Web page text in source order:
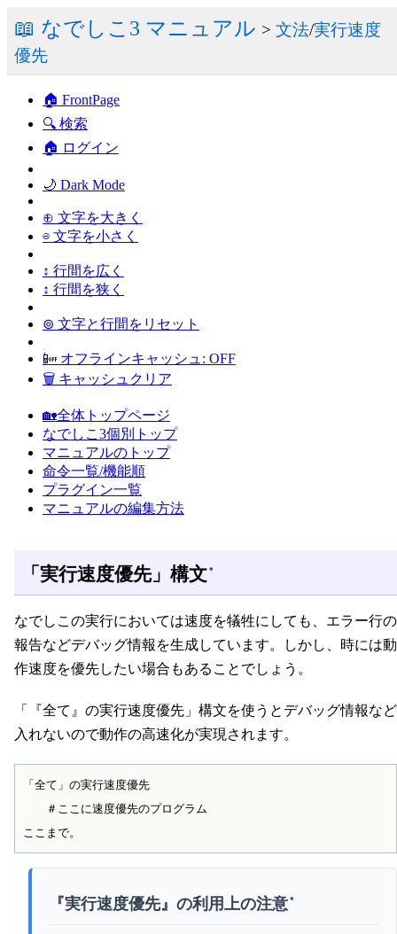
📖 なでしこ3 マニュアル > 文法/実行速度
優先
🏠 FrontPage
🔍 検索
🏠 ログイン
🌙 Dark Mode
⊕ 文字を大きく
⊖ 文字を小さく
↕ 行間を広く
↕ 行間を狭く
⊚ 文字と行間をリセット
📴 オフラインキャッシュ: OFF
🗑 キャッシュクリア
🏡全体トップページ
なでしこ3個別トップ
マニュアルのトップ
命令一覧/機能順
プラグイン一覧
マニュアルの編集方法
「実行速度優先」構文 *
なでしこの実行においては速度を犠牲にしても、エラー行の
報告などデバッグ情報を生成しています。しかし、時には動
作速度を優先したい場合もあることでしょう。
「『全て』の実行速度優先」構文を使うとデバッグ情報など
入れないので動作の高速化が実現されます。
「全て」の実行速度優先
＃ここに速度優先のプログラム
『実行速度優先』の利用上の注意 *